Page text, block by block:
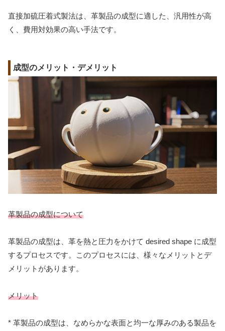
直接加硫圧着式製法は、革製品の成型に適した、汎用性が高
く、費用対効果の高い手法です。
成型のメリット・デメリット
革製品の成型について
革製品の成型は、革を熱と圧力をかけて desired shape に成型
するプロセスです。このプロセスには、様々なメリットとデ
メリットがあります。
メリット
* 革製品の成型は、なめらかな表面と均一な厚みのある製品を